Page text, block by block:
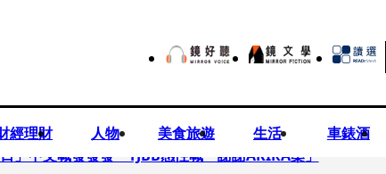
經理財 人物 美食旅遊 生活 車錶酒
」中文喊發發發 TJBB感性喊「謝謝AKIRA桑」